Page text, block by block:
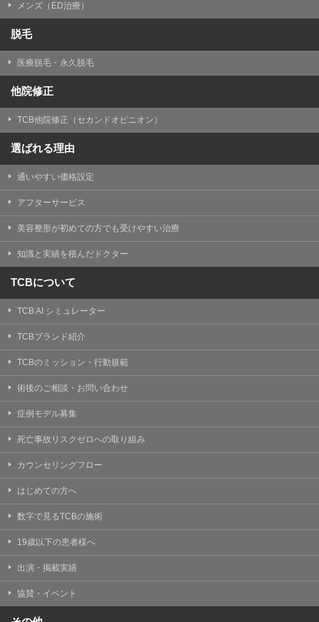
メンズ（ED治療）
脱毛
医療脱毛・永久脱毛
他院修正
TCB他院修正（セカンドオピニオン）
選ばれる理由
通いやすい価格設定
アフターサービス
美容整形が初めての方でも受けやすい治療
知識と実績を積んだドクター
TCBについて
TCB AI シミュレーター
TCBブランド紹介
TCBのミッション・行動規範
術後のご相談・お問い合わせ
症例モデル募集
死亡事故リスクゼロへの取り組み
カウンセリングフロー
はじめての方へ
数字で見るTCBの施術
19歳以下の患者様へ
出演・掲載実績
協賛・イベント